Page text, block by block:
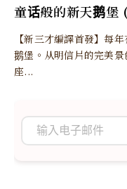
童话般的新天鹅堡
【新三才編譯首發】每
鹅堡。从明信片的完美
座...